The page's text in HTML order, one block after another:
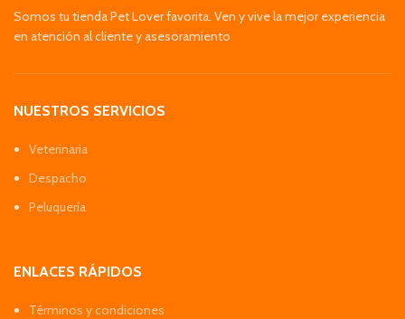
Somos tu tienda Pet Lover favorita. Ven y vive la mejor experiencia
en atención al cliente y asesoramiento
NUESTROS SERVICIOS
Veterinaria
Despacho
Peluquería
ENLACES RÁPIDOS
Términos y condiciones